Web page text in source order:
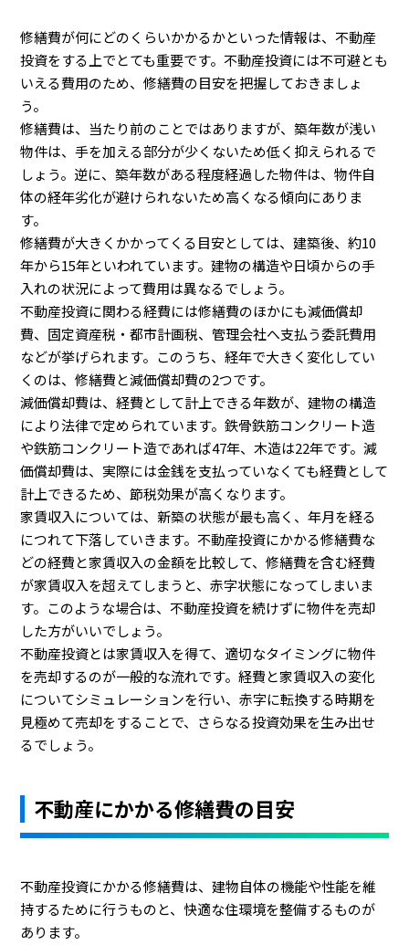
修繕費が何にどのくらいかかるかといった情報は、不動産
投資をする上でとても重要です。不動産投資には不可避とも
いえる費用のため、修繕費の目安を把握しておきましょ
う。
修繕費は、当たり前のことではありますが、築年数が浅い
物件は、手を加える部分が少くないため低く抑えられるで
しょう。逆に、築年数がある程度経過した物件は、物件自
体の経年劣化が避けられないため高くなる傾向にありま
す。
修繕費が大きくかかってくる目安としては、建築後、約10
年から15年といわれています。建物の構造や日頃からの手
入れの状況によって費用は異なるでしょう。
不動産投資に関わる経費には修繕費のほかにも減価償却
費、固定資産税・都市計画税、管理会社へ支払う委託費用
などが挙げられます。このうち、経年で大きく変化してい
くのは、修繕費と減価償却費の2つです。
減価償却費は、経費として計上できる年数が、建物の構造
により法律で定められています。鉄骨鉄筋コンクリート造
や鉄筋コンクリート造であれば47年、木造は22年です。減
価償却費は、実際には金銭を支払っていなくても経費として
計上できるため、節税効果が高くなります。
家賃収入については、新築の状態が最も高く、年月を経る
につれて下落していきます。不動産投資にかかる修繕費な
どの経費と家賃収入の金額を比較して、修繕費を含む経費
が家賃収入を超えてしまうと、赤字状態になってしまいま
す。このような場合は、不動産投資を続けずに物件を売却
した方がいいでしょう。
不動産投資とは家賃収入を得て、適切なタイミングに物件
を売却するのが一般的な流れです。経費と家賃収入の変化
についてシミュレーションを行い、赤字に転換する時期を
見極めて売却をすることで、さらなる投資効果を生み出せ
るでしょう。
不動産にかかる修繕費の目安
不動産投資にかかる修繕費は、建物自体の機能や性能を維
持するために行うものと、快適な住環境を整備するものが
あります。